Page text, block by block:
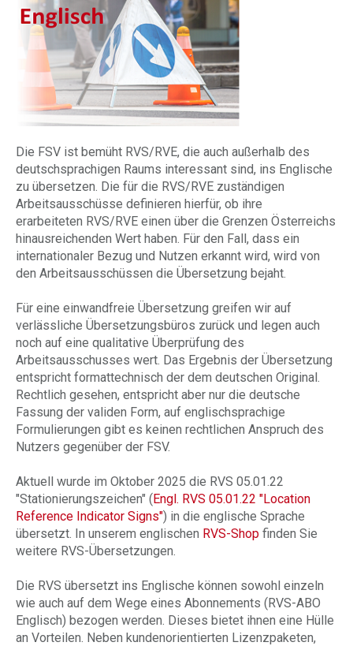
Die FSV ist bemüht RVS/RVE, die auch außerhalb des
deutschsprachigen Raums interessant sind, ins Englische
zu übersetzen. Die für die RVS/RVE zuständigen
Arbeitsausschüsse definieren hierfür, ob ihre
erarbeiteten RVS/RVE einen über die Grenzen Österreichs
hinausreichenden Wert haben. Für den Fall, dass ein
internationaler Bezug und Nutzen erkannt wird, wird von
den Arbeitsausschüssen die Übersetzung bejaht.
Für eine einwandfreie Übersetzung greifen wir auf
verlässliche Übersetzungsbüros zurück und legen auch
noch auf eine qualitative Überprüfung des
Arbeitsausschusses wert. Das Ergebnis der Übersetzung
entspricht formattechnisch der dem deutschen Original.
Rechtlich gesehen, entspricht aber nur die deutsche
Fassung der validen Form, auf englischsprachige
Formulierungen gibt es keinen rechtlichen Anspruch des
Nutzers gegenüber der FSV.
Aktuell wurde im Oktober 2025 die RVS 05.01.22
"Stationierungszeichen" (Engl. RVS 05.01.22 "Location
Reference Indicator Signs") in die englische Sprache
übersetzt. In unserem englischen RVS-Shop finden Sie
weitere RVS-Übersetzungen.
Die RVS übersetzt ins Englische können sowohl einzeln
wie auch auf dem Wege eines Abonnements (RVS-ABO
Englisch) bezogen werden. Dieses bietet ihnen eine Hülle
an Vorteilen. Neben kundenorientierten Lizenzpaketen,